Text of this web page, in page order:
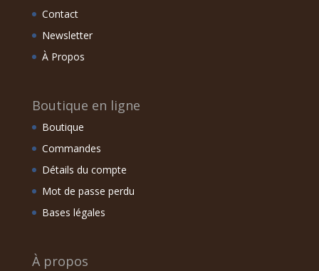
Contact
Newsletter
À Propos
Boutique en ligne
Boutique
Commandes
Détails du compte
Mot de passe perdu
Bases légales
À propos